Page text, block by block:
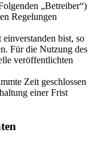
„Betreiber“)
Regelungen
bist, so
Für die Nutzung des
veröffentlichten
Zeit geschlossen
einer Frist